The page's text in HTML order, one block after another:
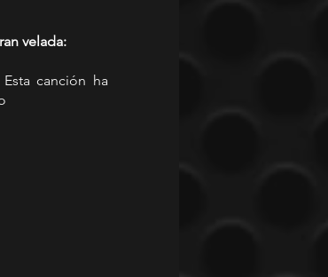
velada:
canción ha